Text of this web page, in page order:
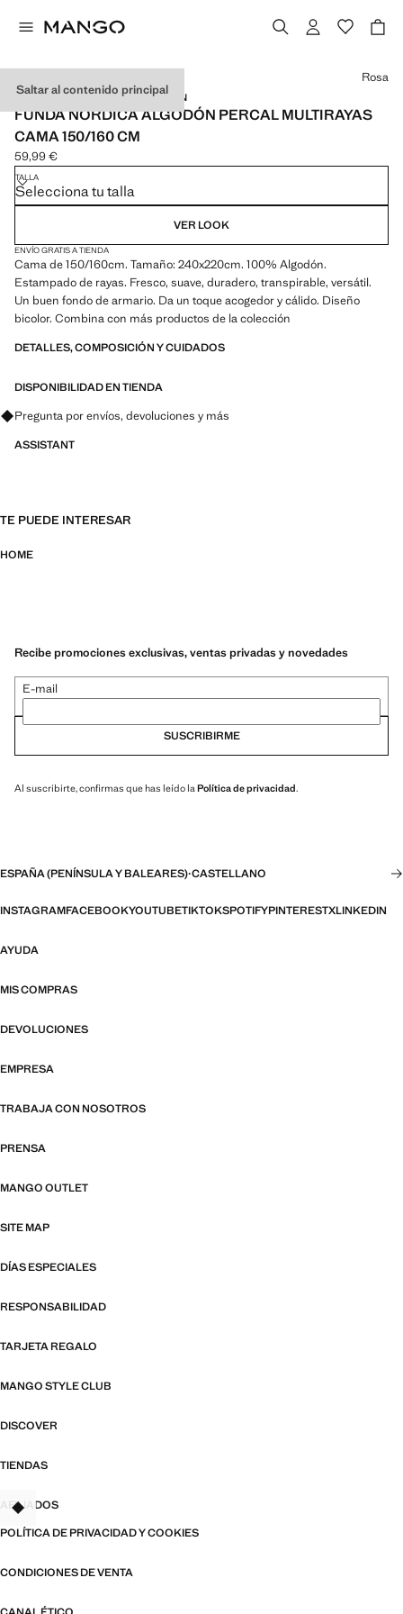
Saltar al contenido principal
ALGODÓN PERCAL / MADE IN SPAIN
FUNDA NÓRDICA ALGODÓN PERCAL MULTIRAYAS
CAMA 150/160 CM
Precio actual [59,99 € ]
59,99 €
Selecciona un color
Rosa
TALLA
Selecciona tu talla
VER LOOK
ENVÍO GRATIS A TIENDA
Cama de 150/160cm. Tamaño: 240x220cm. 100% Algodón.
Estampado de rayas. Fresco, suave, duradero, transpirable, versátil.
Un buen fondo de armario. Da un toque acogedor y cálido. Diseño
bicolor. Combina con más productos de la colección
DETALLES, COMPOSICIÓN Y CUIDADOS
DISPONIBILIDAD EN TIENDA
Pregunta por envíos, devoluciones y más
ASSISTANT
TE PUEDE INTERESAR
HOME
Recibe promociones exclusivas, ventas privadas y novedades
E-mail
SUSCRIBIRME
Al suscribirte, confirmas que has leído la Política de privacidad.
ESPAÑA (PENÍNSULA Y BALEARES)·CASTELLANO
INSTAGRAMFACEBOOKYOUTUBETIKTOKSPOTIFYPINTERESTXLINKEDIN
AYUDA
MIS COMPRAS
DEVOLUCIONES
EMPRESA
TRABAJA CON NOSOTROS
PRENSA
MANGO OUTLET
SITE MAP
DÍAS ESPECIALES
RESPONSABILIDAD
TARJETA REGALO
MANGO STYLE CLUB
DISCOVER
TIENDAS
AFILIADOS
POLÍTICA DE PRIVACIDAD Y COOKIES
CONDICIONES DE VENTA